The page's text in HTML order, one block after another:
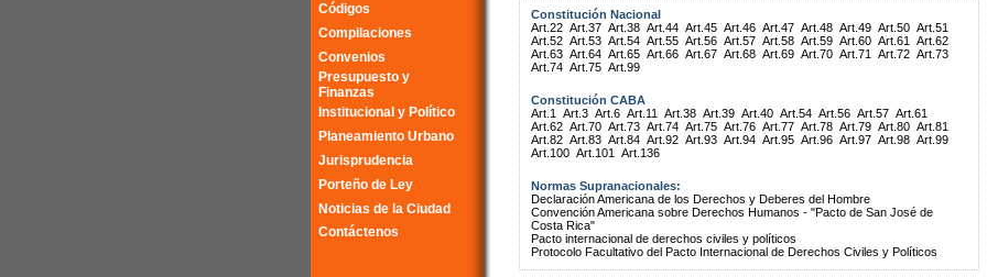
Códigos
Compilaciones
Convenios
Presupuesto y
Finanzas
Institucional y Político
Planeamiento Urbano
Jurisprudencia
Porteño de Ley
Noticias de la Ciudad
Contáctenos
Constitución Nacional
Art.22 Art.37 Art.38 Art.44 Art.45 Art.46 Art.47 Art.48 Art.49 Art.50 Art.51
Art.52 Art.53 Art.54 Art.55 Art.56 Art.57 Art.58 Art.59 Art.60 Art.61
Art.62
Art.63 Art.64 Art.65 Art.66 Art.67 Art.68 Art.69 Art.70 Art.71 Art.72 Art.73
Art.74 Art.75 Art.99
Constitución CABA
Art.1
Art.3 Art.6 Art.11 Art.38 Art.39 Art.40 Art.54 Art.56 Art.57 Art.61
Art.62 Art.70 Art.73 Art.74 Art.75 Art.76 Art.77 Art.78 Art.79 Art.80 Art.81
Art.82 Art.83 Art.84 Art.92 Art.93 Art.94 Art.95 Art.96 Art.97 Art.98 Art.99
Art.100 Art.101 Art.136
Normas Supranacionales:
Declaración Americana de los Derechos y Deberes del Hombre
Convención Americana sobre Derechos Humanos - "Pacto de San José de
Costa Rica"
Pacto internacional de derechos civiles y políticos
Protocolo Facultativo del Pacto Internacional de Derechos Civiles y Políticos